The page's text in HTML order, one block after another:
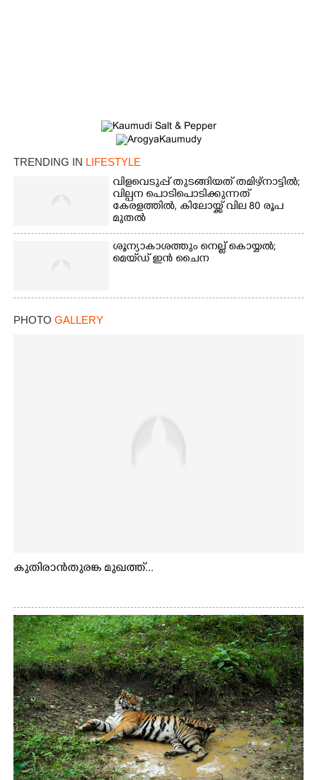
TRENDING IN LIFESTYLE
വിളവെടുപ്പ് തുടങ്ങിയത് തമിഴ്നാട്ടിൽ;
വില്പന പൊടിപൊടിക്കുന്നത്
കേരളത്തിൽ, കിലോയ്ക്ക് വില 80 രൂപ
മുതൽ
ശൂന്യാകാശത്തും നെല്ല് കൊയ്യൽ;
മെയ്‌ഡ് ഇൻ ചൈന
PHOTO GALLERY
കുതിരാൻതുരങ്ക മുഖത്ത്...